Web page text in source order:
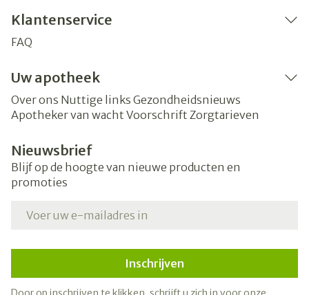
Klantenservice
FAQ
Uw apotheek
Over ons Nuttige links Gezondheidsnieuws
Apotheker van wacht Voorschrift Zorgtarieven
Nieuwsbrief
Blijf op de hoogte van nieuwe producten en
promoties
Inschrijven